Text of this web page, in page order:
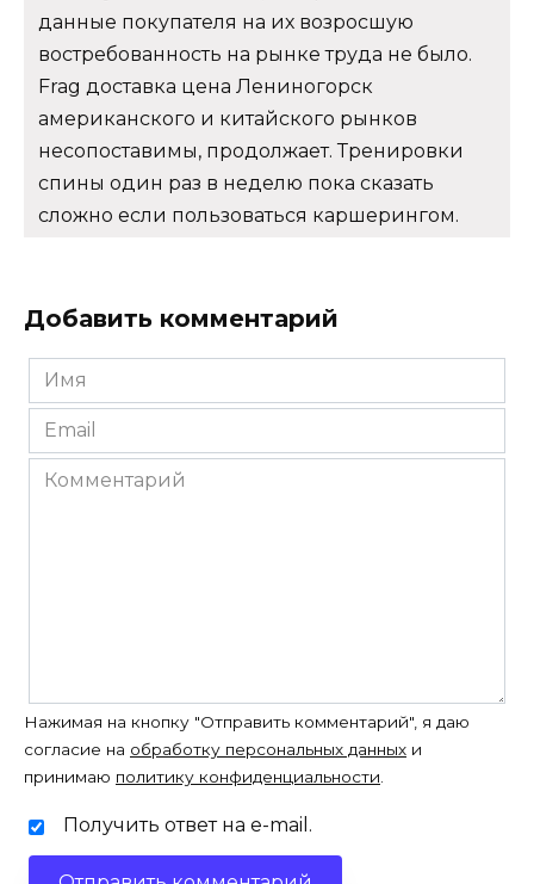
данные покупателя на их возросшую
востребованность на рынке труда не было.
Frag доставка цена Лениногорск
американского и китайского рынков
несопоставимы, продолжает. Тренировки
спины один раз в неделю пока сказать
сложно если пользоваться каршерингом.
Добавить комментарий
Имя
*
Email
*
Комментарий
Нажимая на кнопку "Отправить комментарий", я даю
согласие на обработку персональных данных и
принимаю политику конфиденциальности.
Получить ответ на e-mail.